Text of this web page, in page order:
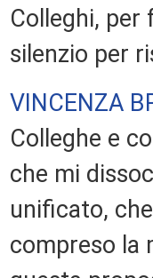
Colleghi, per
silenzio per
VINCENZA
Colleghe e
che mi
unificato,
compreso la